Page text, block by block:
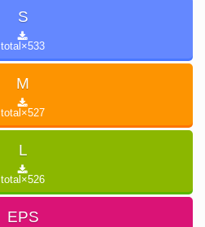
S
total×533
M
total×527
L
total×526
EPS